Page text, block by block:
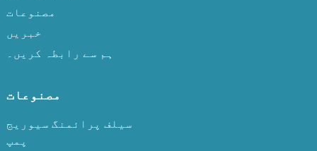
مصنوعات
خبریں
ہم سے رابطہ کریں۔
مصنوعات
سیلف پرائمنگ سیوریج
پمپ